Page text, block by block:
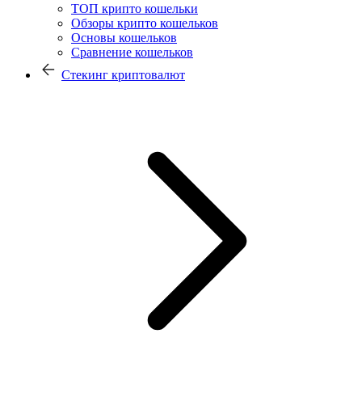
ТОП крипто кошельки
Обзоры крипто кошельков
Основы кошельков
Сравнение кошельков
Стекинг криптовалют